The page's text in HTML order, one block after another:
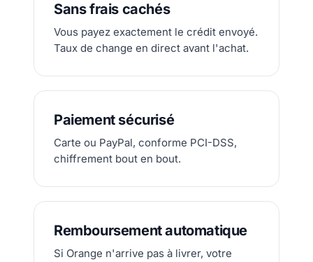
Sans frais cachés
Vous payez exactement le crédit envoyé.
Taux de change en direct avant l'achat.
Paiement sécurisé
Carte ou PayPal, conforme PCI-DSS,
chiffrement bout en bout.
Remboursement automatique
Si Orange n'arrive pas à livrer, votre